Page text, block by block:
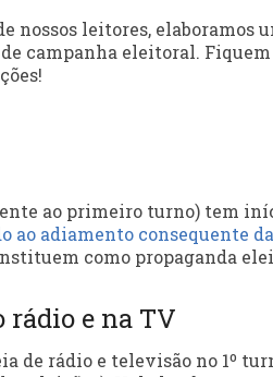
nossos leitores, elaboramos
campanha eleitoral.
ao primeiro turno) tem
ao adiamento consequente
como propaganda
rádio e na TV
de rádio e televisão no 1º